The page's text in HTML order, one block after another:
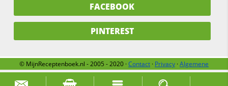
Zoek naar:
FACEBOOK
PINTEREST
© MijnReceptenboek.nl - 2005 - 2020 ·Contact · Privacy ·Algemene
voorwaarden
Over ons